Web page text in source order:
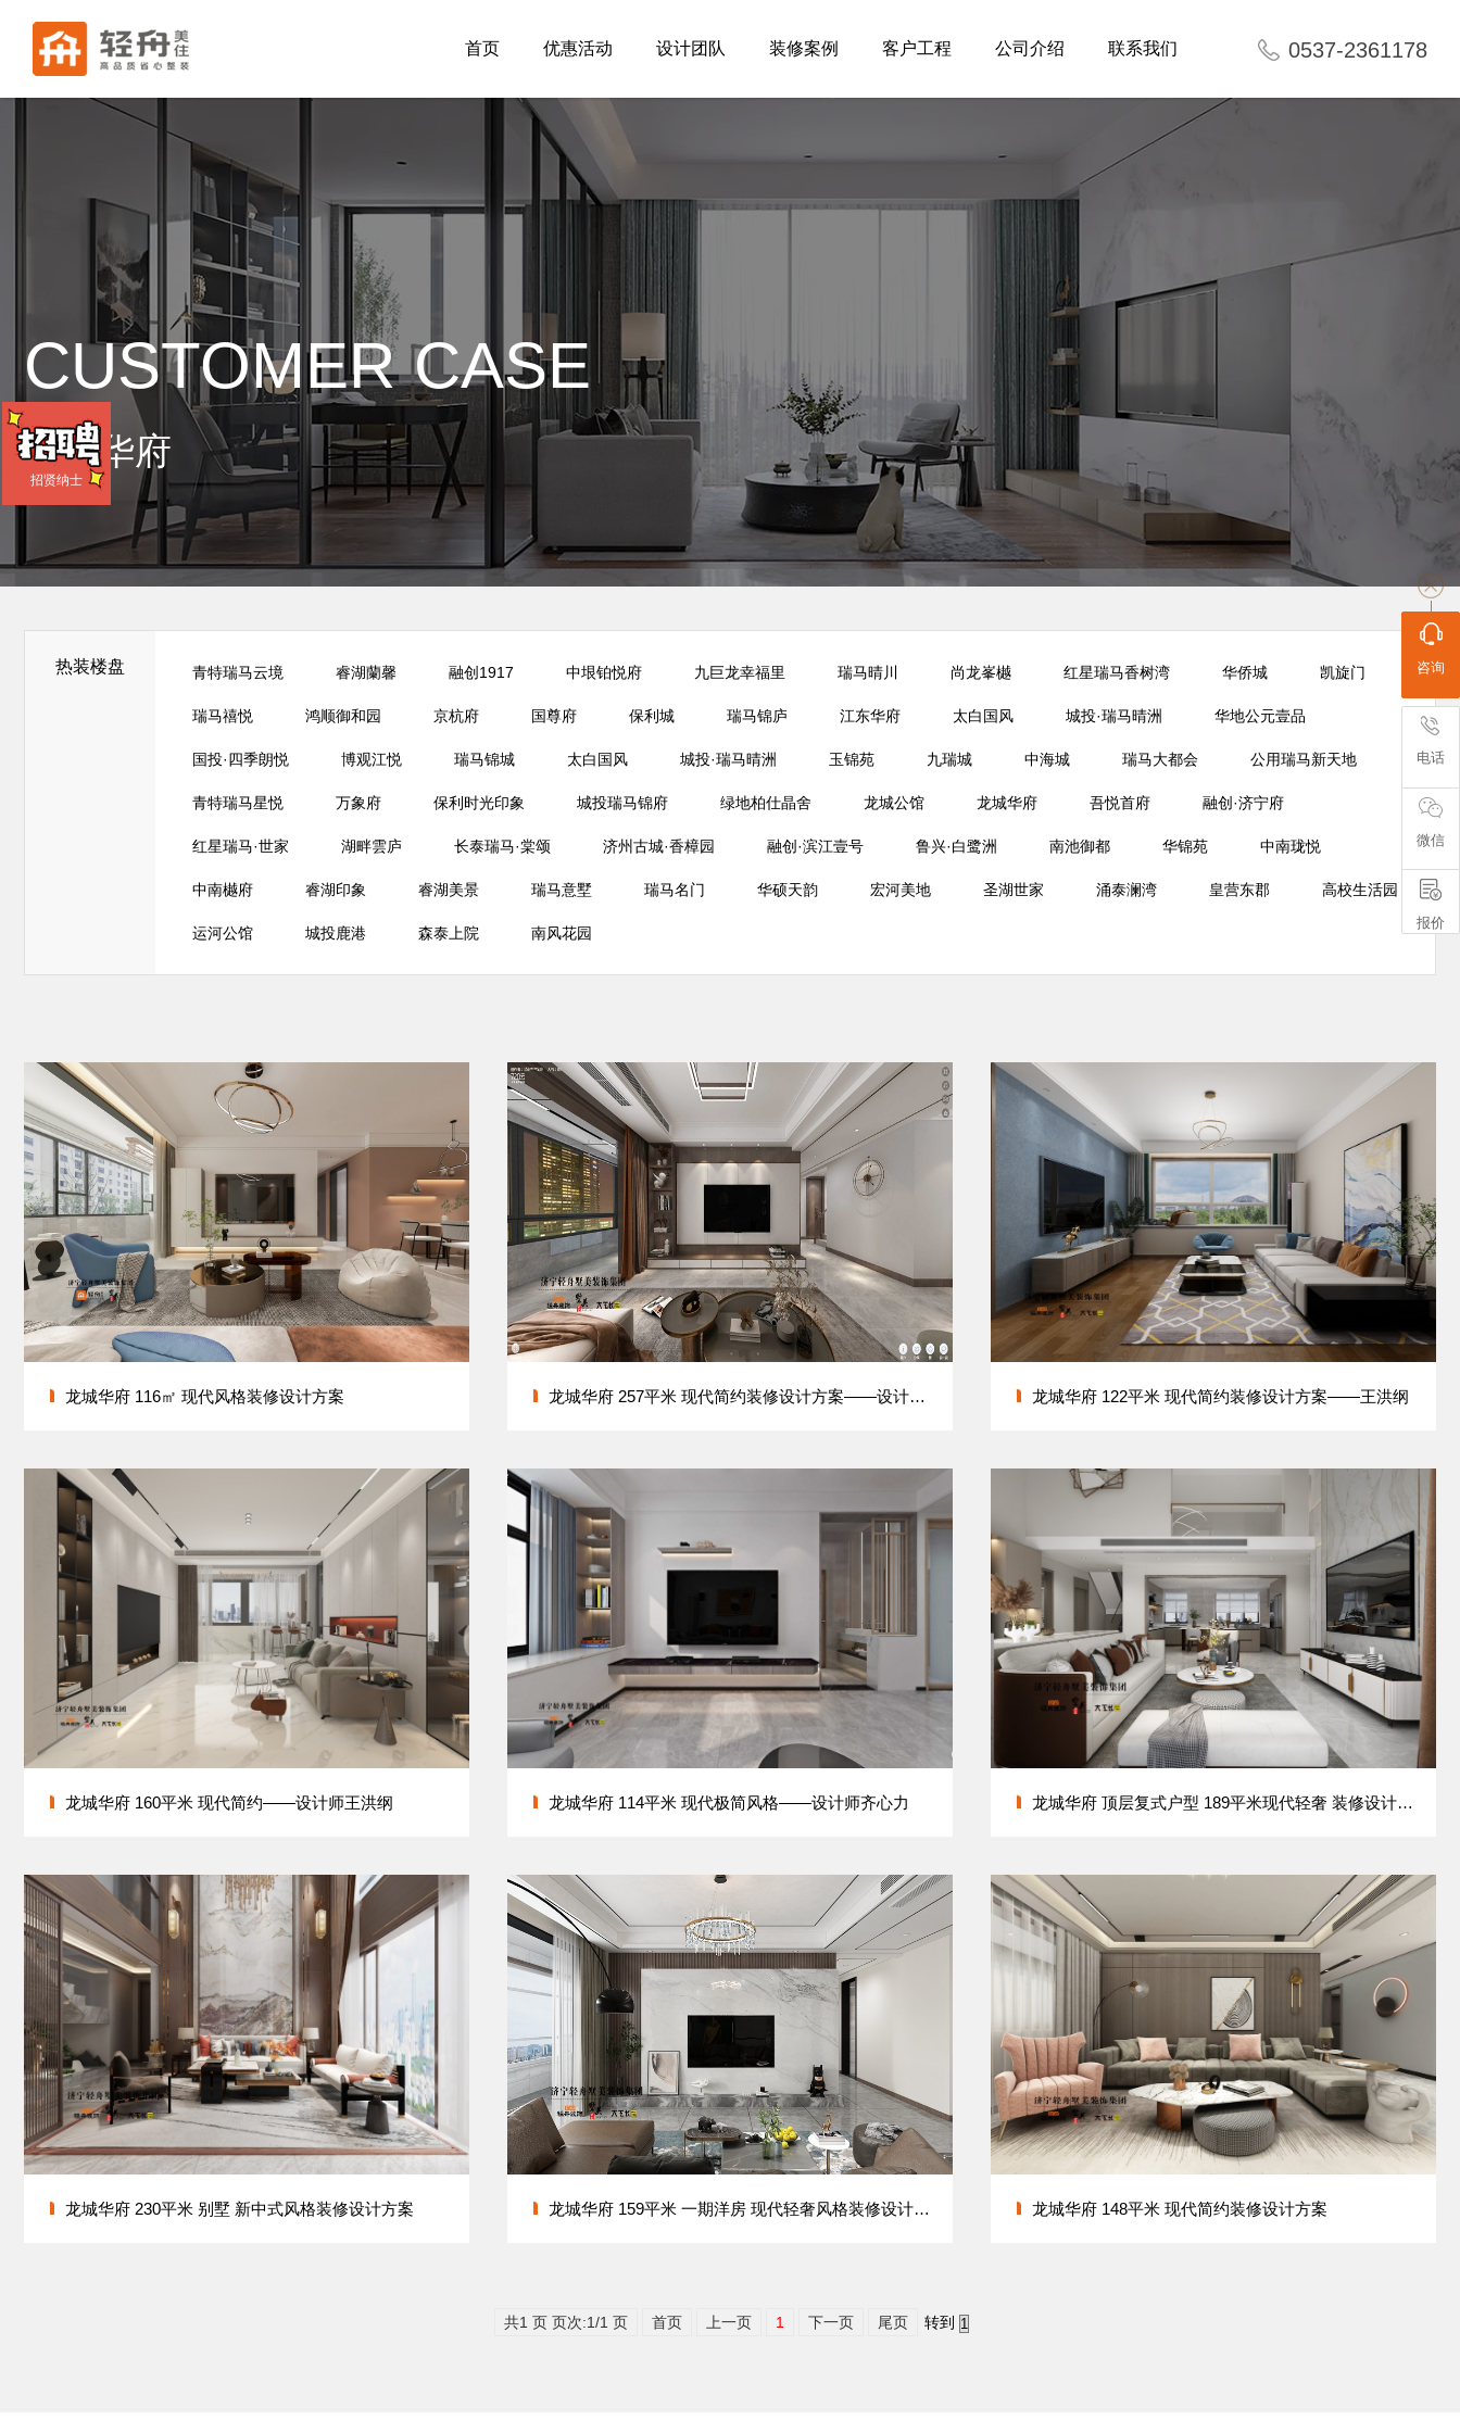
0537-2361178
首页 优惠活动 设计团队 装修案例 客户工程 公司介绍 联系我们
CUSTOMER CASE
龙城华府
热装楼盘 青特瑞马云境 睿湖蘭馨 融创1917 中垠铂悦府 九巨龙幸福里 瑞马晴川 尚龙峯樾 红星瑞马香树湾 华侨城 凯旋门
瑞马禧悦 鸿顺御和园 京杭府 国尊府 保利城 瑞马锦庐 江东华府 太白国风 城投·瑞马晴洲 华地公元壹品
国投·四季朗悦 博观江悦 瑞马锦城 太白国风 城投·瑞马晴洲 玉锦苑 九瑞城 中海城 瑞马大都会 公用瑞马新天地
青特瑞马星悦 万象府 保利时光印象 城投瑞马锦府 绿地柏仕晶舍 龙城公馆 龙城华府 吾悦首府 融创·济宁府
红星瑞马·世家 湖畔雲庐 长泰瑞马·棠颂 济州古城·香樟园 融创·滨江壹号 鲁兴·白鹭洲 南池御都 华锦苑 中南珑悦
中南樾府 睿湖印象 睿湖美景 瑞马意墅 瑞马名门 华硕天韵 宏河美地 圣湖世家 涌泰澜湾 皇营东郡 高校生活园
运河公馆 城投鹿港 森泰上院 南风花园
龙城华府 116㎡ 现代风格装修设计方案 龙城华府 257平米 现代简约装修设计方案——设计师张杰 龙城华府 122平米 现代简约装修设计方案——王洪纲
龙城华府 160平米 现代简约——设计师王洪纲 龙城华府 114平米 现代极简风格——设计师齐心力 龙城华府 顶层复式户型 189平米现代轻奢 装修设计方案
龙城华府 230平米 别墅 新中式风格装修设计方案 龙城华府 159平米 一期洋房 现代轻奢风格装修设计方案 龙城华府 148平米 现代简约装修设计方案
共1 页 页次:1/1 页 首页 上一页 1 下一页 尾页 转到
招贤纳士
咨询
电话
微信
报价